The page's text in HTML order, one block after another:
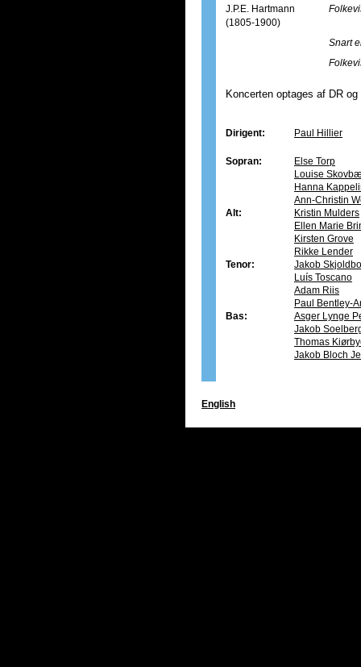
J.P.E. Hartmann
(1805-1900)
Snart
Koncerten optages af DR
Dirigent: Paul Hillier
Sopran:
Else Torp
Louise
Hanna
Ann-Christin
Alt:
Kristin Mulders
Ellen Marie
Kirsten Grove
Rikke Lender
Tenor:
Jakob
Luís Toscano
Adam Riis
Paul Bentley-
Bas:
Asger Lynge
Jakob
Thomas
Jakob Bloch
English